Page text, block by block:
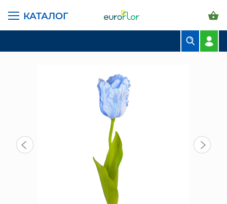
КАТАЛОГ
ЦВЕТЫ В ПАЧКАХ
СВАДЕБНАЯ ФЛОРИСТИКА
КОМНАТНЫЕ РАСТЕНИЯ
ГОРШКИ И КАШПО
ГРУНТЫ И УДОБРЕНИЯ
ПРЕДМЕТЫ ИНТЕРЬЕРА
ГЛАВНАЯ СТРАНИЦА КАТАЛОГ
ИСКУССТВЕННЫЕ ЦВЕТЫ